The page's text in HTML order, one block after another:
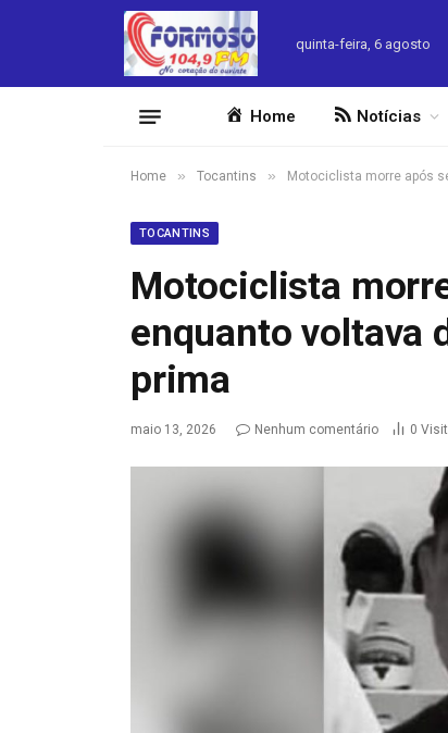
quinta-feira, 6 agosto
Home Notícias
Home » Tocantins » Motociclista morre após
TOCANTINS
Motociclista
enquanto voltava
prima
maio 13, 2026 Nenhum comentário 0